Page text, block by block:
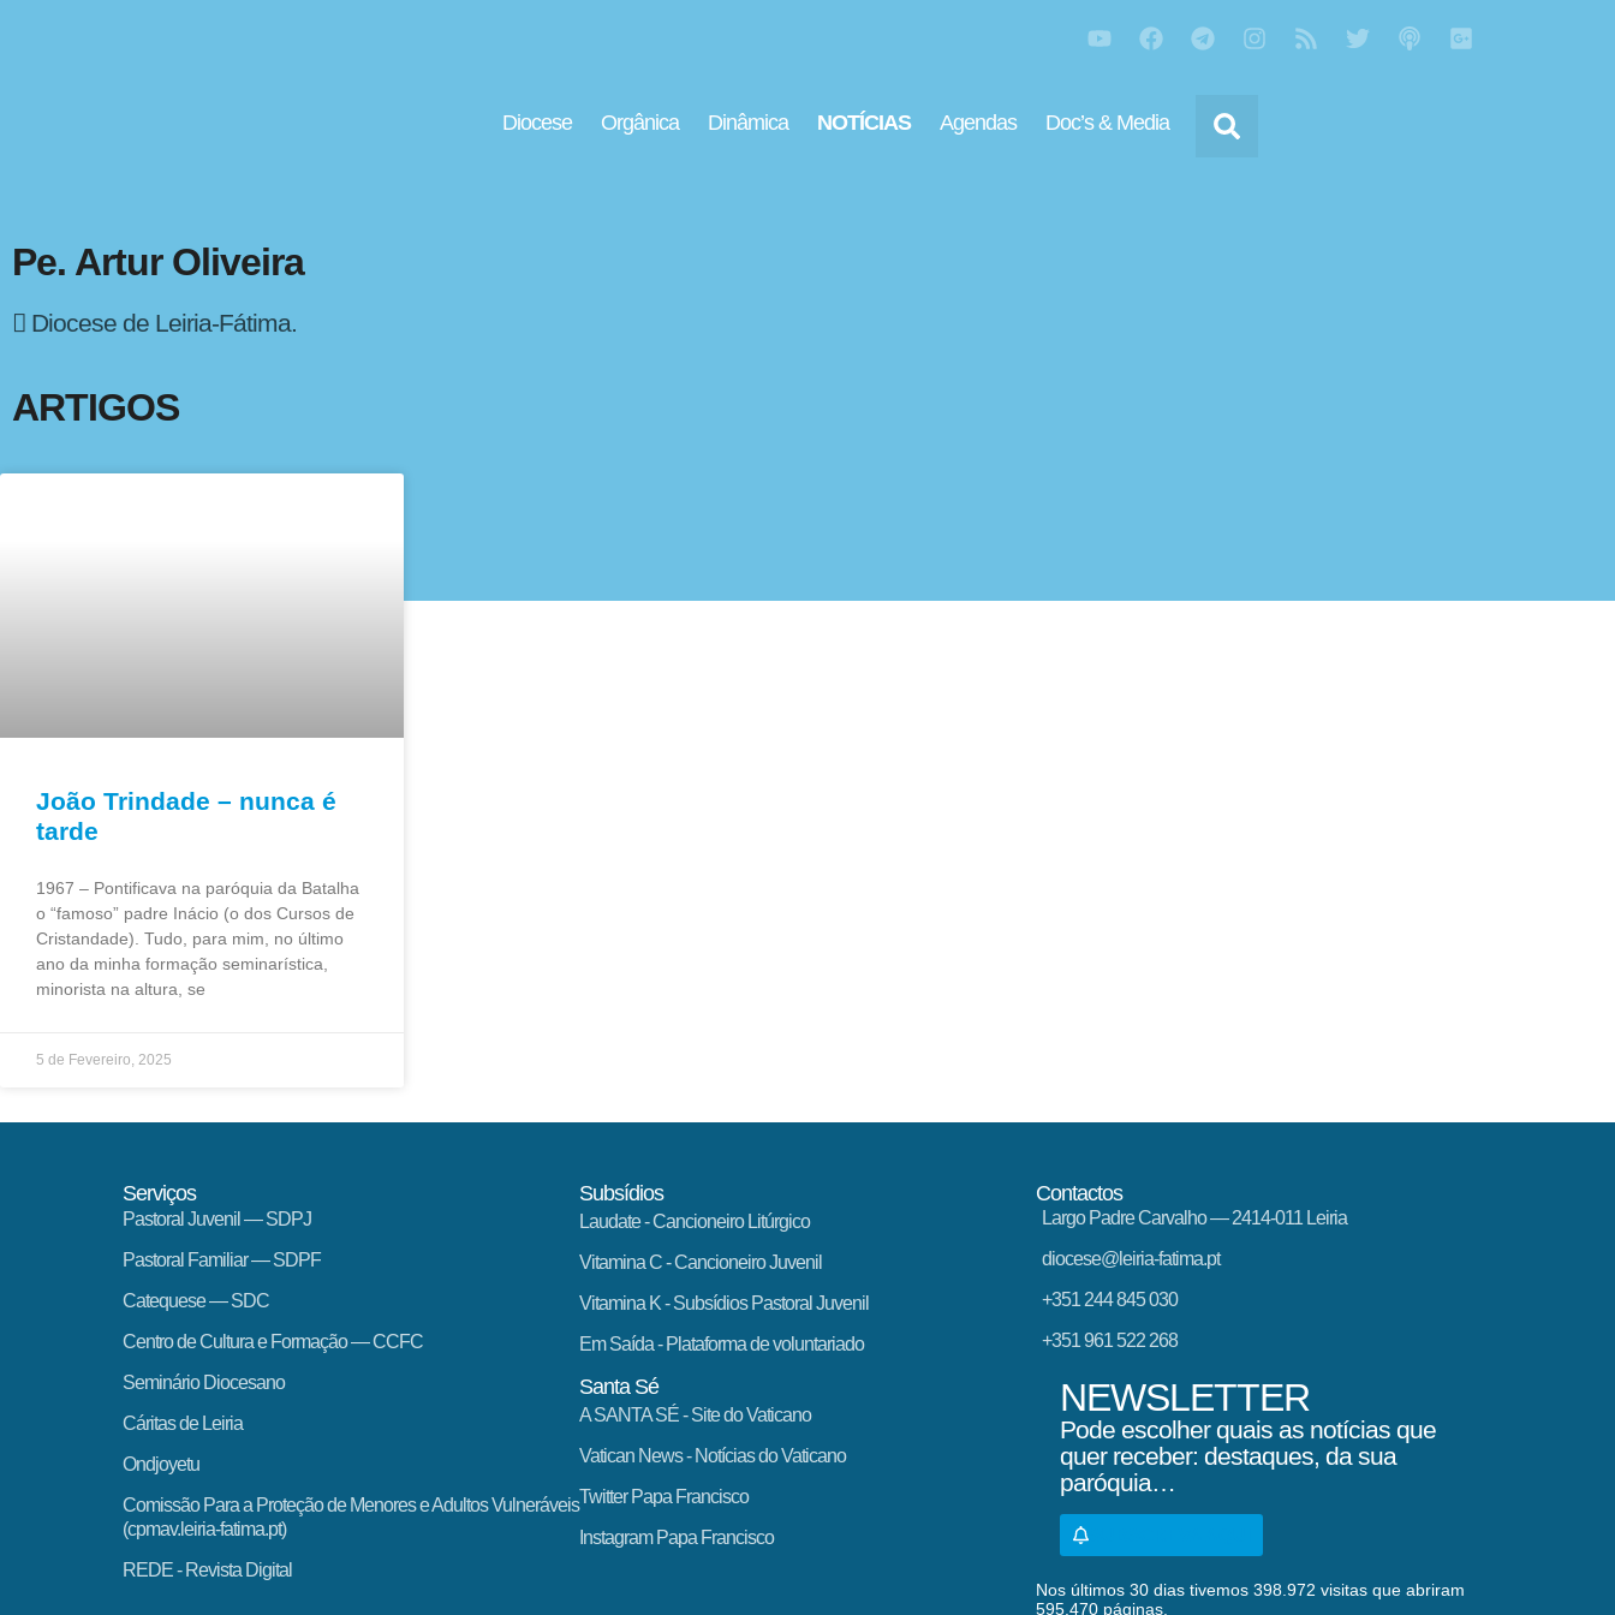
Diocese Orgânica Dinâmica NOTÍCIAS Agendas Doc’s & Media
Pe. Artur Oliveira
Diocese de Leiria-Fátima.
ARTIGOS
João Trindade – nunca é
tarde
1967 – Pontificava na paróquia da Batalha
o “famoso” padre Inácio (o dos Cursos de
Cristandade). Tudo, para mim, no último
ano da minha formação seminarística,
minorista na altura, se
5 de Fevereiro, 2025
Serviços
Pastoral Juvenil — SDPJ
Pastoral Familiar — SDPF
Catequese — SDC
Centro de Cultura e Formação — CCFC
Seminário Diocesano
Cáritas de Leiria
Ondjoyetu
Comissão Para a Proteção de Menores e Adultos Vulneráveis
(cpmav.leiria-fatima.pt)
REDE - Revista Digital
Subsídios
Laudate- Cancioneiro Litúrgico
Vitamina C- Cancioneiro Juvenil
Vitamina K- Subsídios Pastoral Juvenil
Em Saída- Plataforma de voluntariado
Santa Sé
A SANTA SÉ - Site do Vaticano
Vatican News- Notícias do Vaticano
Twitter Papa Francisco
Instagram Papa Francisco
Contactos
Largo Padre Carvalho — 2414-011 Leiria
diocese@leiria-fatima.pt
+351 244 845 030
+351 961 522 268
NEWSLETTER
Pode escolher quais as notícias que
quer receber: destaques, da sua
paróquia…
Nos últimos 30 dias tivemos 398.972 visitas que abriram
595.470 páginas.